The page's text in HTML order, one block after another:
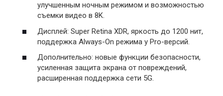
улучшенным ночным режимом и возможностью
съемки видео в 8K.
Дисплей: Super Retina XDR, яркость до 1200 нит,
поддержка Always-On режима у Pro-версий.
Дополнительно: новые функции безопасности,
усиленная защита экрана от повреждений,
расширенная поддержка сети 5G.